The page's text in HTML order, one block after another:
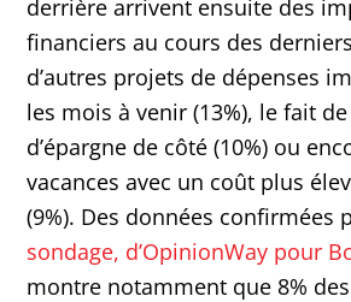
derrière arrivent ensuite des
financiers au cours des
d’autres projets de dépenses
les mois à venir (13%), le fait
d’épargne de côté (10%) ou
vacances avec un coût plus
(9%). Des données confirmées
sondage, d’OpinionWay pour
montre notamment que 8%